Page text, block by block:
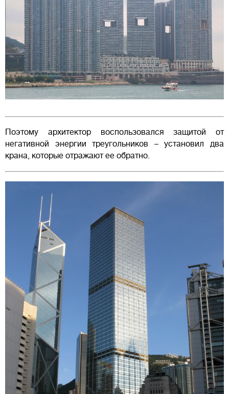
Поэтому архитектор воспользовался защитой от
негативной энергии треугольников – установил два
крана, которые отражают ее обратно.